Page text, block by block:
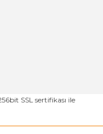
SSL sertifikası ile